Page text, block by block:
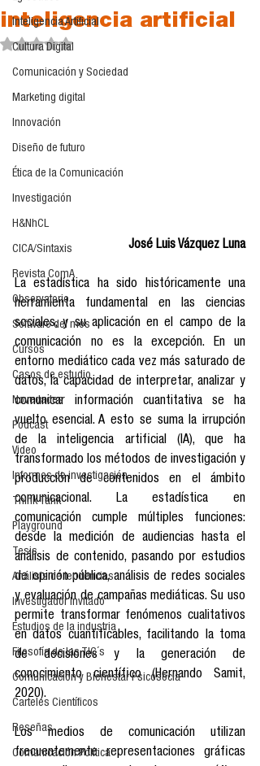
Inteligencia Artificial
Cultura Digital
Comunicación y Sociedad
Marketing digital
Innovación
Diseño de futuro
Ética de la Comunicación
Investigación
H&NhCL
CICA/Sintaxis
Revista ComA
Observatorio
Software del mes
Cursos
Casos de estudio
Novedades
Podcast
Video
Informes de investigación
Think Tank
Playground
Tesis
Análisis de tendencias
Investigador Invitado
Estudios de la industria
Filosofía de las TIC´s
Comunicación y Bienestar Psicosocia
Carteles Científicos
Reseñas
Comunicación Política
inteligencia artificial
Obtuvo NaN de 5 estrellas.
José Luis Vázquez Luna
La estadística ha sido históricamente una
herramienta fundamental en las ciencias
sociales, y su aplicación en el campo de la
comunicación no es la excepción. En un
entorno mediático cada vez más saturado de
datos, la capacidad de interpretar, analizar y
comunicar información cuantitativa se ha
vuelto esencial. A esto se suma la irrupción
de la inteligencia artificial (IA), que ha
transformado los métodos de investigación y
producción de contenidos en el ámbito
comunicacional. La estadística en
comunicación cumple múltiples funciones:
desde la medición de audiencias hasta el
análisis de contenido, pasando por estudios
de opinión pública, análisis de redes sociales
y evaluación de campañas mediáticas. Su uso
permite transformar fenómenos cualitativos
en datos cuantificables, facilitando la toma
de decisiones y la generación de
conocimiento científico (Hernando Samit,
2020).
Los medios de comunicación utilizan
frecuentemente representaciones gráficas